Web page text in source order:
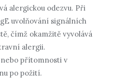
alergickou odezvu. Při
uvolňování signálních
čímž okamžitě vyvolává
alergii.
přítomnosti v
po požití.